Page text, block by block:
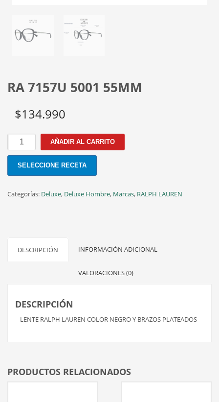
RA 7157U 5001 55MM
$134.990
7157U
AÑADIR AL CARRITO
SELECCIONE RECETA
Categorías: Deluxe, Deluxe Hombre, Marcas, RALPH LAUREN
DESCRIPCIÓN INFORMACIÓN ADICIONAL
VALORACIONES (0)
DESCRIPCIÓN
LENTE RALPH LAUREN COLOR NEGRO Y BRAZOS PLATEADOS
PRODUCTOS RELACIONADOS